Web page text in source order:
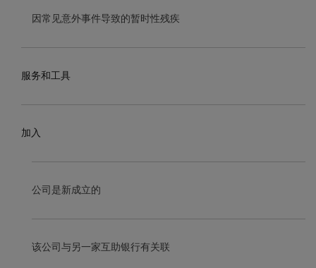
因常见意外事件导致的暂时性残疾
服务和工具
加入
公司是新成立的
该公司与另一家互助银行有关联